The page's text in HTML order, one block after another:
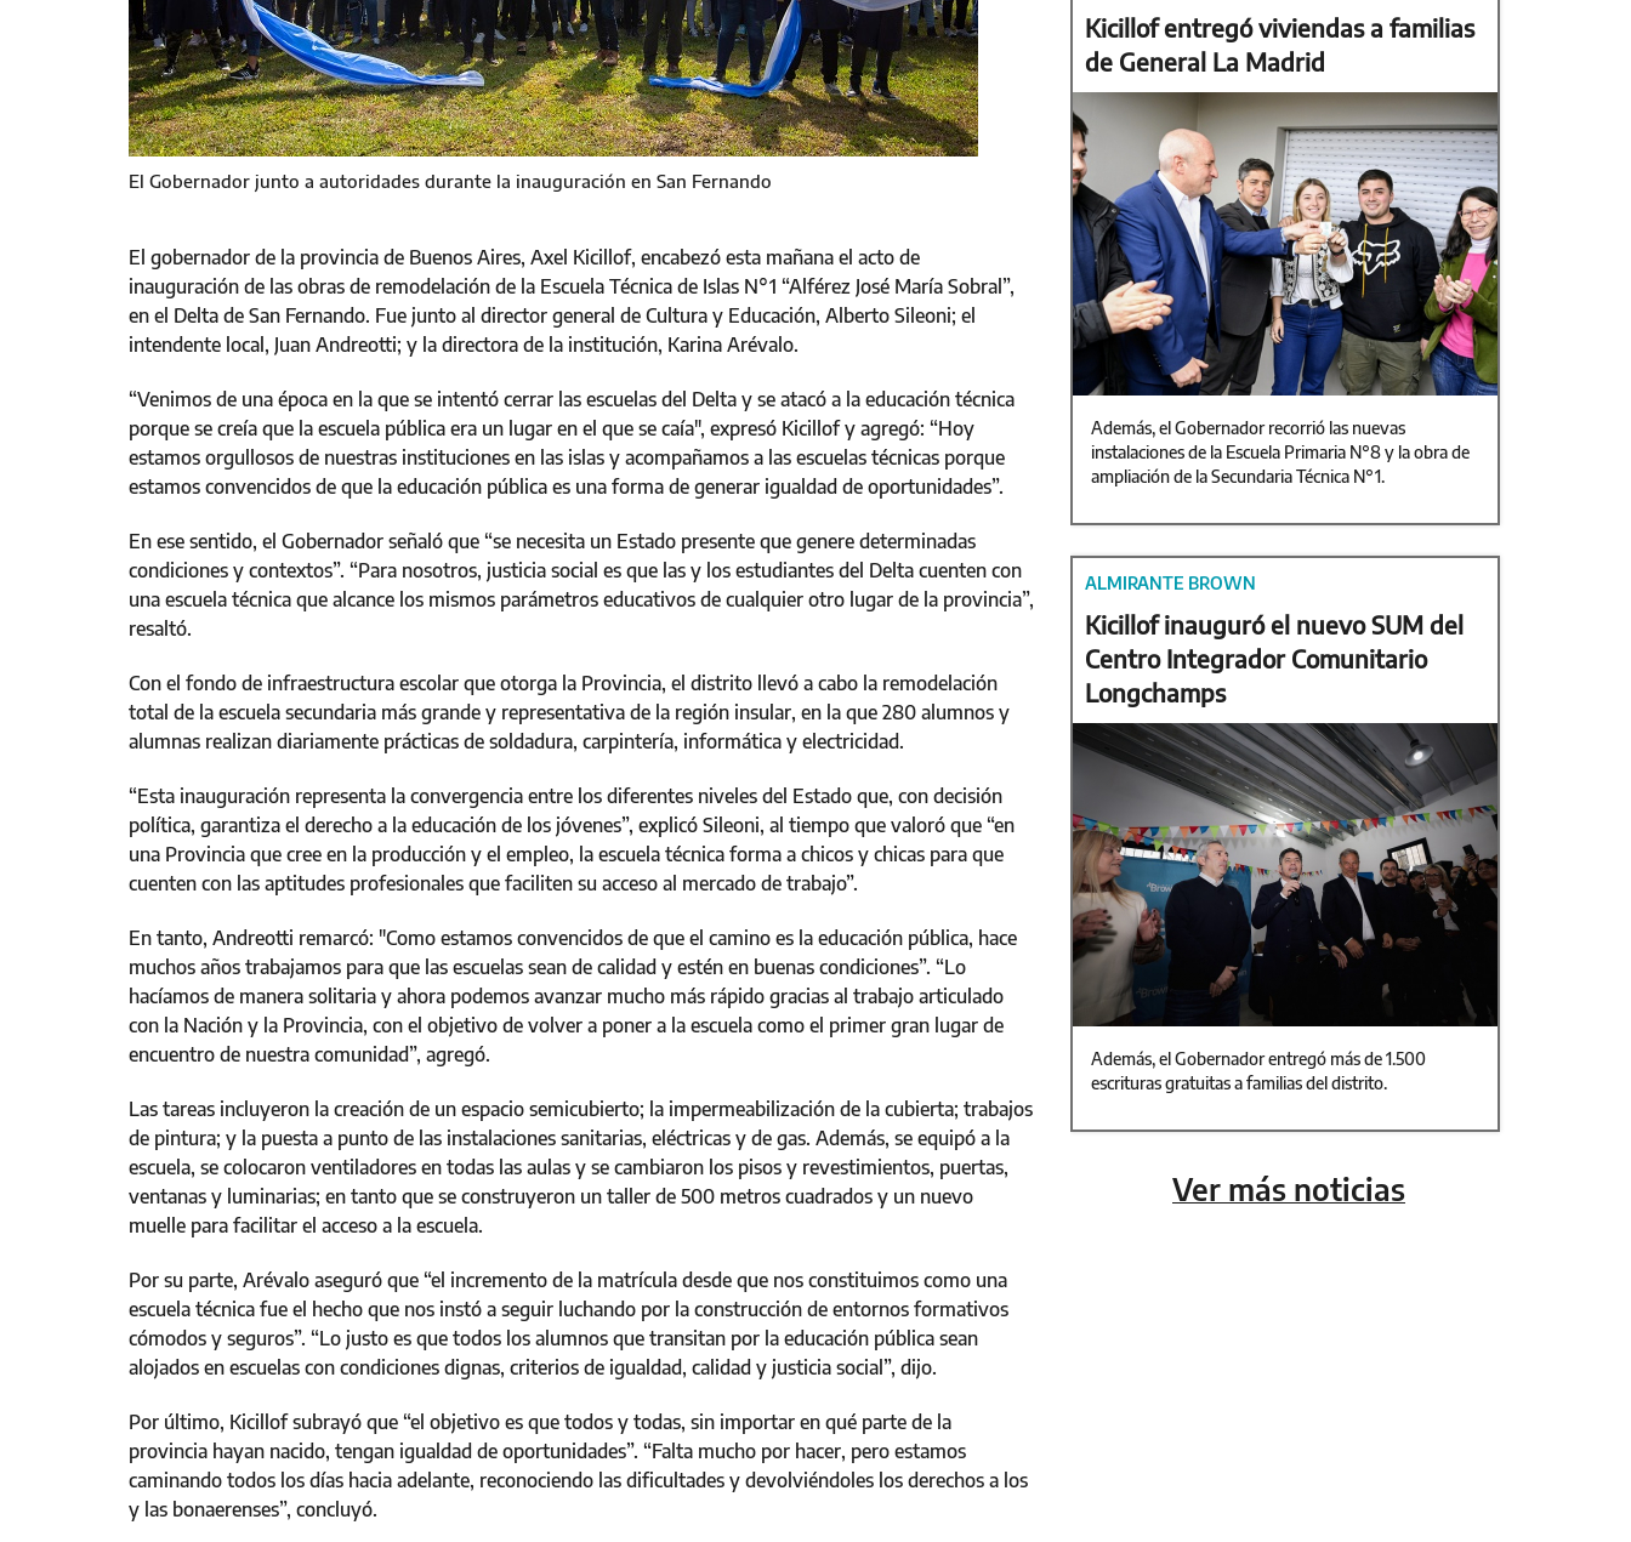
El Gobernador junto a autoridades durante la inauguración en San Fernando
El gobernador de la provincia de Buenos Aires, Axel Kicillof, encabezó esta mañana el acto de
inauguración de las obras de remodelación de la Escuela Técnica de Islas N°1 “Alférez José María Sobral”,
en el Delta de San Fernando. Fue junto al director general de Cultura y Educación, Alberto Sileoni; el
intendente local, Juan Andreotti; y la directora de la institución, Karina Arévalo.
“Venimos de una época en la que se intentó cerrar las escuelas del Delta y se atacó a la educación técnica
porque se creía que la escuela pública era un lugar en el que se caía", expresó Kicillof y agregó: “Hoy
estamos orgullosos de nuestras instituciones en las islas y acompañamos a las escuelas técnicas porque
estamos convencidos de que la educación pública es una forma de generar igualdad de oportunidades”.
En ese sentido, el Gobernador señaló que “se necesita un Estado presente que genere determinadas
condiciones y contextos”. “Para nosotros, justicia social es que las y los estudiantes del Delta cuenten con
una escuela técnica que alcance los mismos parámetros educativos de cualquier otro lugar de la provincia”,
resaltó.
Con el fondo de infraestructura escolar que otorga la Provincia, el distrito llevó a cabo la remodelación
total de la escuela secundaria más grande y representativa de la región insular, en la que 280 alumnos y
alumnas realizan diariamente prácticas de soldadura, carpintería, informática y electricidad.
“Esta inauguración representa la convergencia entre los diferentes niveles del Estado que, con decisión
política, garantiza el derecho a la educación de los jóvenes”, explicó Sileoni, al tiempo que valoró que “en
una Provincia que cree en la producción y el empleo, la escuela técnica forma a chicos y chicas para que
cuenten con las aptitudes profesionales que faciliten su acceso al mercado de trabajo”.
En tanto, Andreotti remarcó: "Como estamos convencidos de que el camino es la educación pública, hace
muchos años trabajamos para que las escuelas sean de calidad y estén en buenas condiciones”. “Lo
hacíamos de manera solitaria y ahora podemos avanzar mucho más rápido gracias al trabajo articulado
con la Nación y la Provincia, con el objetivo de volver a poner a la escuela como el primer gran lugar de
encuentro de nuestra comunidad”, agregó.
Las tareas incluyeron la creación de un espacio semicubierto; la impermeabilización de la cubierta; trabajos
de pintura; y la puesta a punto de las instalaciones sanitarias, eléctricas y de gas. Además, se equipó a la
escuela, se colocaron ventiladores en todas las aulas y se cambiaron los pisos y revestimientos, puertas,
ventanas y luminarias; en tanto que se construyeron un taller de 500 metros cuadrados y un nuevo
muelle para facilitar el acceso a la escuela.
Por su parte, Arévalo aseguró que “el incremento de la matrícula desde que nos constituimos como una
escuela técnica fue el hecho que nos instó a seguir luchando por la construcción de entornos formativos
cómodos y seguros”. “Lo justo es que todos los alumnos que transitan por la educación pública sean
alojados en escuelas con condiciones dignas, criterios de igualdad, calidad y justicia social”, dijo.
Por último, Kicillof subrayó que “el objetivo es que todos y todas, sin importar en qué parte de la
provincia hayan nacido, tengan igualdad de oportunidades”. “Falta mucho por hacer, pero estamos
caminando todos los días hacia adelante, reconociendo las dificultades y devolviéndoles los derechos a los
y las bonaerenses”, concluyó.
Kicillof entregó viviendas a familias
de General La Madrid
Además, el Gobernador recorrió las nuevas
instalaciones de la Escuela Primaria N°8 y la obra de
ampliación de la Secundaria Técnica N°1.
ALMIRANTE BROWN
Kicillof inauguró el nuevo SUM del
Centro Integrador Comunitario
Longchamps
Además, el Gobernador entregó más de 1.500
escrituras gratuitas a familias del distrito.
Ver más noticias